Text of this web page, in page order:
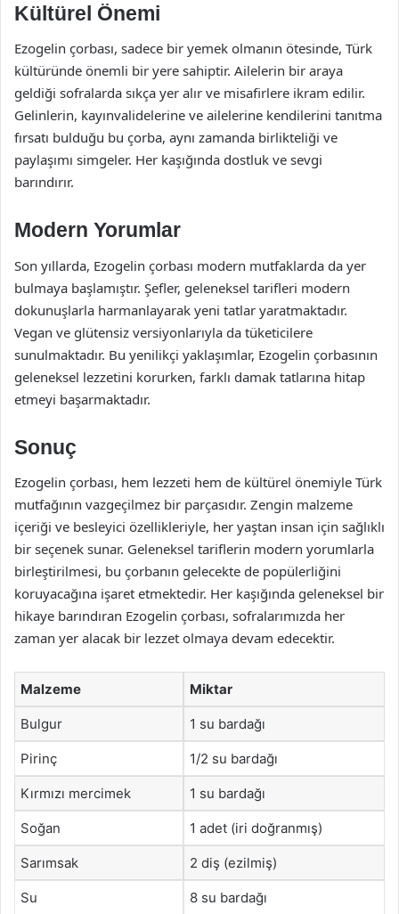
Kültürel Önemi
Ezogelin çorbası, sadece bir yemek olmanın ötesinde, Türk
kültüründe önemli bir yere sahiptir. Ailelerin bir araya
geldiği sofralarda sıkça yer alır ve misafirlere ikram edilir.
Gelinlerin, kayınvalidelerine ve ailelerine kendilerini tanıtma
fırsatı bulduğu bu çorba, aynı zamanda birlikteliği ve
paylaşımı simgeler. Her kaşığında dostluk ve sevgi
barındırır.
Modern Yorumlar
Son yıllarda, Ezogelin çorbası modern mutfaklarda da yer
bulmaya başlamıştır. Şefler, geleneksel tarifleri modern
dokunuşlarla harmanlayarak yeni tatlar yaratmaktadır.
Vegan ve glütensiz versiyonlarıyla da tüketicilere
sunulmaktadır. Bu yenilikçi yaklaşımlar, Ezogelin çorbasının
geleneksel lezzetini korurken, farklı damak tatlarına hitap
etmeyi başarmaktadır.
Sonuç
Ezogelin çorbası, hem lezzeti hem de kültürel önemiyle Türk
mutfağının vazgeçilmez bir parçasıdır. Zengin malzeme
içeriği ve besleyici özellikleriyle, her yaştan insan için sağlıklı
bir seçenek sunar. Geleneksel tariflerin modern yorumlarla
birleştirilmesi, bu çorbanın gelecekte de popülerliğini
koruyacağına işaret etmektedir. Her kaşığında geleneksel bir
hikaye barındıran Ezogelin çorbası, sofralarımızda her
zaman yer alacak bir lezzet olmaya devam edecektir.
Malzeme Miktar
Bulgur 1 su bardağı
Pirinç 1/2 su bardağı
Kırmızı mercimek 1 su bardağı
Soğan 1 adet (iri doğranmış)
Sarımsak 2 diş (ezilmiş)
Su 8 su bardağı